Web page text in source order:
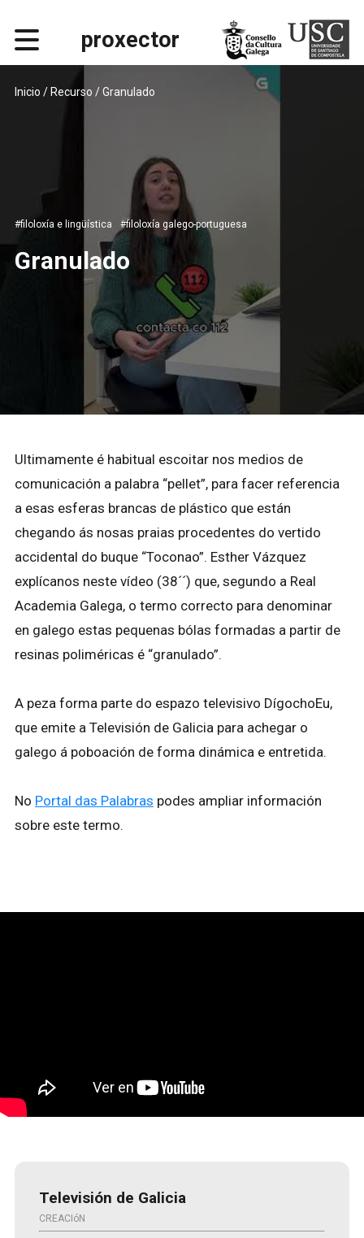
proxector
Inicio / Recurso / Granulado
#filoloxía e lingüística #filoloxía galego-portuguesa
Granulado
Ultimamente é habitual escoitar nos medios de
comunicación a palabra “pellet”, para facer referencia
a esas esferas brancas de plástico que están
chegando ás nosas praias procedentes do vertido
accidental do buque “Toconao”. Esther Vázquez
explícanos neste vídeo (38´´) que, segundo a Real
Academia Galega, o termo correcto para denominar
en galego estas pequenas bólas formadas a partir de
resinas poliméricas é “granulado”.
A peza forma parte do espazo televisivo DígochoEu,
que emite a Televisión de Galicia para achegar o
galego á poboación de forma dinámica e entretida.
No Portal das Palabras podes ampliar información
sobre este termo.
Televisión de Galicia
CREACIóN